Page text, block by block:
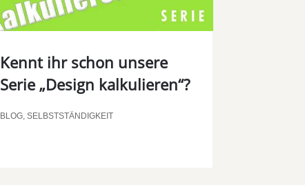
00:00
Kennt ihr schon unsere
Serie „Design kalkulieren“?
BLOG, SELBSTSTÄNDIGKEIT